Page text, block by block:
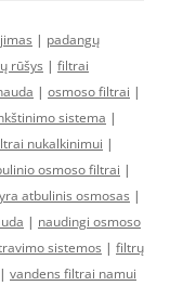
| padangų
rūšys | filtrai
| osmoso filtrai |
sistema |
nukalkinimui |
osmoso filtrai |
atbulinis osmosas |
| naudingi osmoso
sistemos | filtrų
| vandens filtrai namui